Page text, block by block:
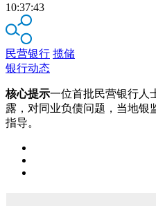
10:37:43
民营银行 揽储
银行动态
核心提示一位首批民营银行人
露，对同业负债问题，当地银
指导。